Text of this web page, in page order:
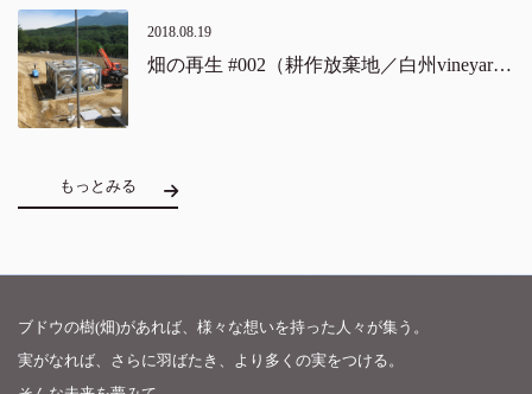
2018.08.19
畑の再生 #002（耕作放棄地／白州vineyard）
もっとみる
ブドウの樹(畑)があれば、様々な想いを持った人々が集う。
実がなれば、さらに羽ばたき、より多くの実をつける。